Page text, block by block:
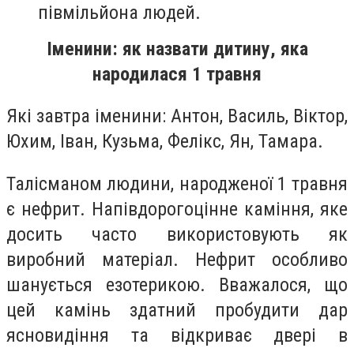
півмільйона людей.
Іменини: як назвати дитину, яка
народилася 1 травня
Які завтра іменини: Антон, Василь, Віктор,
Юхим, Іван, Кузьма, Фелікс, Ян, Тамара.
Талісманом людини, народженої 1 травня
є нефрит. Напівдорогоцінне каміння, яке
досить часто використовують як
виробний матеріал. Нефрит особливо
шанується езотерикою. Вважалося, що
цей камінь здатний пробудити дар
ясновидіння та відкриває двері в